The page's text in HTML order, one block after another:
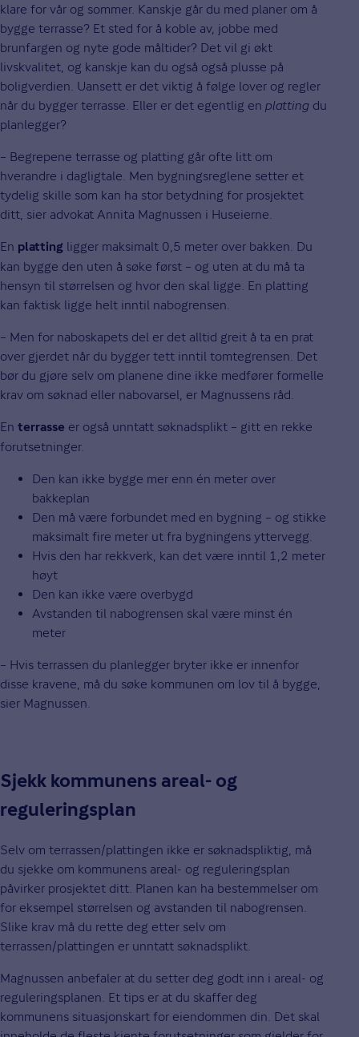
klare for vår og sommer. Kanskje går du med planer om å
bygge terrasse? Et sted for å koble av, jobbe med
brunfargen og nyte gode måltider? Det vil gi økt
livskvalitet, og kanskje kan du også også plusse på
boligverdien. Uansett er det viktig å følge lover og regler
når du bygger terrasse. Eller er det egentlig en platting du
planlegger?
– Begrepene terrasse og platting går ofte litt om
hverandre i dagligtale. Men bygningsreglene setter et
tydelig skille som kan ha stor betydning for prosjektet
ditt, sier advokat Annita Magnussen i Huseierne.
En platting ligger maksimalt 0,5 meter over bakken. Du
kan bygge den uten å søke først – og uten at du må ta
hensyn til størrelsen og hvor den skal ligge. En platting
kan faktisk ligge helt inntil nabogrensen.
– Men for naboskapets del er det alltid greit å ta en prat
over gjerdet når du bygger tett inntil tomtegrensen. Det
bør du gjøre selv om planene dine ikke medfører formelle
krav om søknad eller nabovarsel, er Magnussens råd.
En terrasse er også unntatt søknadsplikt – gitt en rekke
forutsetninger.
Den kan ikke bygge mer enn én meter over
bakkeplan
Den må være forbundet med en bygning – og stikke
maksimalt fire meter ut fra bygningens yttervegg.
Hvis den har rekkverk, kan det være inntil 1,2 meter
høyt
Den kan ikke være overbygd
Avstanden til nabogrensen skal være minst én
meter
– Hvis terrassen du planlegger bryter ikke er innenfor
disse kravene, må du søke kommunen om lov til å bygge,
sier Magnussen.
Sjekk kommunens areal- og
reguleringsplan
Selv om terrassen/plattingen ikke er søknadspliktig, må
du sjekke om kommunens areal- og reguleringsplan
påvirker prosjektet ditt. Planen kan ha bestemmelser om
for eksempel størrelsen og avstanden til nabogrensen.
Slike krav må du rette deg etter selv om
terrassen/plattingen er unntatt søknadsplikt.
Magnussen anbefaler at du setter deg godt inn i areal- og
reguleringsplanen. Et tips er at du skaffer deg
kommunens situasjonskart for eiendommen din. Det skal